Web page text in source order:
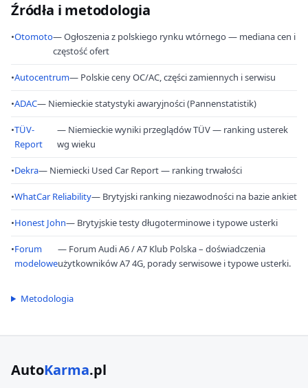
Źródła i metodologia
•Otomoto— Ogłoszenia z polskiego rynku wtórnego — mediana cen i
częstość ofert
•Autocentrum— Polskie ceny OC/AC, części zamiennych i serwisu
•ADAC— Niemieckie statystyki awaryjności (Pannenstatistik)
•TÜV-
Report
— Niemieckie wyniki przeglądów TÜV — ranking usterek
wg wieku
•Dekra— Niemiecki Used Car Report — ranking trwałości
•WhatCar Reliability— Brytyjski ranking niezawodności na bazie ankiet
•Honest John— Brytyjskie testy długoterminowe i typowe usterki
•Forum
modelowe
— Forum Audi A6 / A7 Klub Polska – doświadczenia
użytkowników A7 4G, porady serwisowe i typowe usterki.
Metodologia
AutoKarma.pl